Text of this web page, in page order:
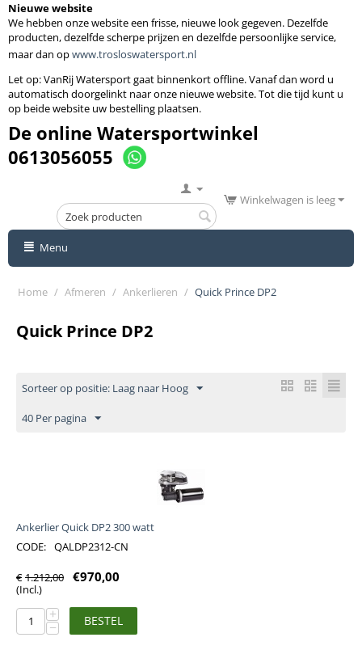
Nieuwe website
We hebben onze website een frisse, nieuwe look gegeven. Dezelfde
producten, dezelfde scherpe prijzen en dezelfde persoonlijke service,
maar dan opwww.trosloswatersport.nl
Let op: VanRij Watersport gaat binnenkortoffline. Vanaf dan word u
automatisch doorgelinkt naar onze nieuwe website. Tot die tijd kunt u
op beide website uw bestelling plaatsen.
De online Watersportwinkel
0613056055
Winkelwagen is leeg
Menu
Home / Afmeren / Ankerlieren / Quick Prince DP2
Quick Prince DP2
Sorteer op positie: Laag naar Hoog
40 Per pagina
Ankerlier Quick DP2 300 watt
CODE: QALDP2312-CN
€ 1.212,00 €970,00
(Incl.)
+
− BESTEL